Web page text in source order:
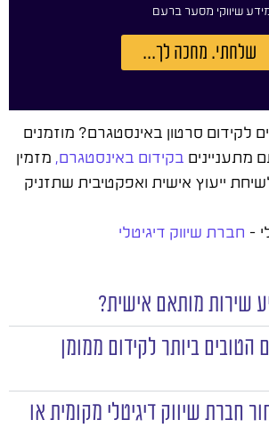
שיווקי מסער ברעם
שלחתי. מחכה לך...
לקידום סרטון באינסטגרם? מוזמנים
מתעניינים בקידום באינסטגרם, מזמין
ייעוץ אישית ואפקטיבית שתזניק
– חברת שיווק דיגיטלי
שירות מותאם אישית?
הטובים ביותר לקידום ממומן
חברת שיווק דיגיטלי מקומית או